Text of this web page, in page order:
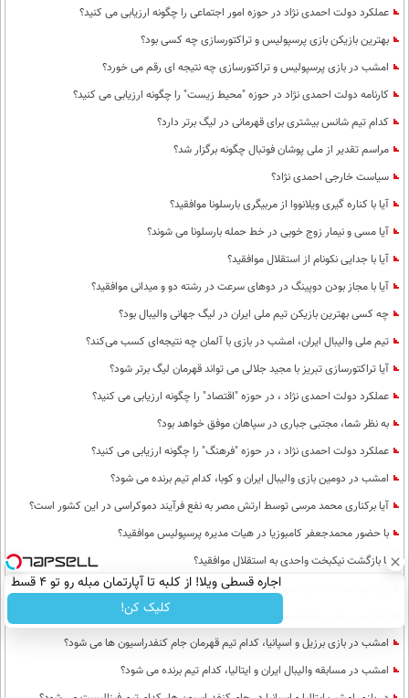
عملکرد دولت احمدی نژاد در حوزه امور اجتماعی را چگونه ارزیابی می کنید؟
بهترین بازیکن بازی پرسپولیس و تراکتورسازی چه کسی بود؟
امشب در بازی پرسپولیس و تراکتورسازی چه نتیجه ای رقم می خورد؟
کارنامه دولت احمدی نژاد در حوزه "محیط زیست" را چگونه ارزیابی می کنید؟
کدام تیم شانس بیشتری برای قهرمانی در لیگ برتر دارد؟
مراسم تقدیر از ملی پوشان فوتبال چگونه برگزار شد؟
سیاست خارجی احمدی نژاد؟
آیا با کناره گیری ویلانووا از مربیگری بارسلونا موافقید؟
آیا مسی و نیمار زوج خوبی در خط حمله بارسلونا می شوند؟
آیا با جدایی نکونام از استقلال موافقید؟
آیا با مجاز بودن دوپینگ در دوهای سرعت در رشته دو و میدانی موافقید؟
چه کسی بهترین بازیکن تیم ملی ایران در لیگ جهانی والیبال بود؟
تیم ملی والیبال ایران، امشب در بازی با آلمان چه نتیجه‌ای کسب می‌کند؟
آیا تراکتورسازی تبریز با مجید جلالی می تواند قهرمان لیگ برتر شود؟
عملکرد دولت احمدی نژاد ، در حوزه "اقتصاد" را چگونه ارزیابی می کنید؟
به نظر شما، مجتبی جباری در سپاهان موفق خواهد بود؟
عملکرد دولت احمدی نژاد ، در حوزه "فرهنگ" را چگونه ارزیابی می کنید؟
امشب در دومین بازی والیبال ایران و کوبا، کدام تیم برنده می شود؟
آیا برکناری محمد مرسی توسط ارتش مصر به نفع فرآیند دموکراسی در این کشور است؟
با حضور محمدجعفر کامبوزیا در هیات مدیره پرسپولیس موافقید؟
با بازگشت نیکبخت واحدی به استقلال موافقید؟
پیشنهاد شما به علی مطهری؟
چه کسی بهترین فوتبالیست دنیاست؟
امشب در بازی برزیل و اسپانیا، کدام تیم قهرمان جام کنفدراسیون ها می شود؟
امشب در مسابقه والیبال ایران و ایتالیا، کدام تیم برنده می شود؟
اجاره‌ قسطی ویلا! از کلبه تا آپارتمان مبله رو تو 4 قسط
اجاره کن.
کلیک کن!